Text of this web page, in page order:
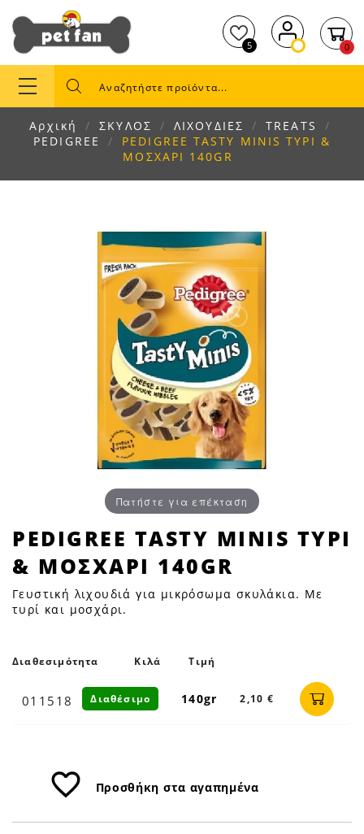
5 0
Αρχική ΣΚΥΛΟΣ ΛΙΧΟΥΔΙΕΣ
TREATS
PEDIGREE
PEDIGREE TASTY MINIS ΤΥΡΙ &
ΜΟΣΧΑΡΙ 140GR
Πατήστε για επέκταση
PEDIGREE
TASTY
MINIS
ΤΥΡΙ
&
|
PEDIGREE TASTY MINIS ΤΥΡΙ
& ΜΟΣΧΑΡΙ 140GR
Γευστική λιχουδιά για μικρόσωμα σκυλάκια. Με
τυρί και μοσχάρι.
Διαθεσιμότητα Κιλά Τιμή
011518 140gr 2,10 €
Διαθέσιμο
favorite_border Προσθήκη στα αγαπημένα